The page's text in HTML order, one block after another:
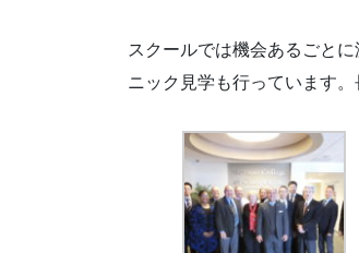
スクールでは機会あるごと
ニック見学も行っています